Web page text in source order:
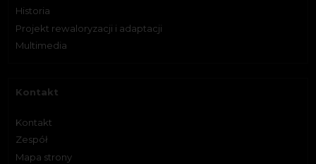
Historia
Projekt rewaloryzacji i adaptacji
Multimedia
Kontakt
Kontakt
Zespół
Mapa strony